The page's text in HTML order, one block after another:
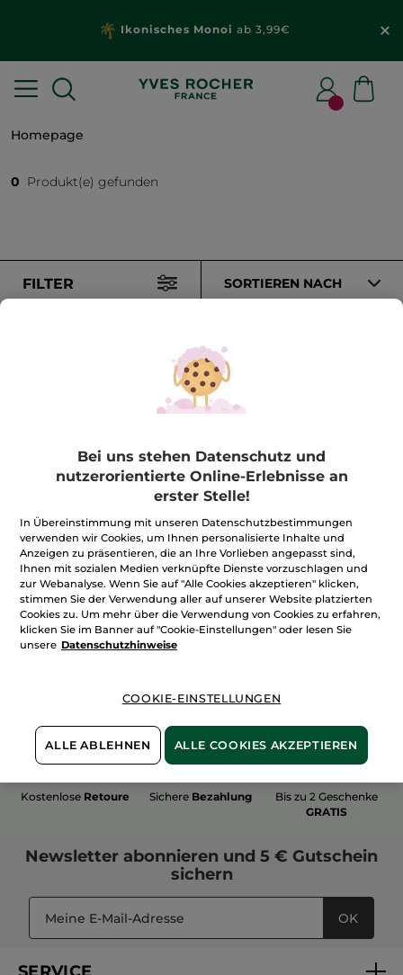
Ikonisches Monoi ab 3,99€
Homepage
0 Produkt(e) gefunden
FILTER SORTIEREN NACH
sindpflanzlich
unsere Felder
biologisch
Mehr entdecken
Kostenlose Retoure Sichere Bezahlung
Bis zu 2 Geschenke
GRATIS
Newsletter abonnieren und 5 € Gutschein
sichern
OK
Bei uns stehen Datenschutz und
nutzerorientierte Online-Erlebnisse an
erster Stelle!
In Übereinstimmung mit unseren Datenschutzbestimmungen
verwenden wir Cookies, um Ihnen personalisierte Inhalte und
Anzeigen zu präsentieren, die an Ihre Vorlieben angepasst sind,
Ihnen mit sozialen Medien verknüpfte Dienste vorzuschlagen und
zur Webanalyse. Wenn Sie auf "Alle Cookies akzeptieren" klicken,
stimmen Sie der Verwendung aller auf unserer Website platzierten
Cookies zu. Um mehr über die Verwendung von Cookies zu erfahren,
klicken Sie im Banner auf "Cookie-Einstellungen" oder lesen Sie
unsere Datenschutzhinweise
COOKIE-EINSTELLUNGEN
ALLE ABLEHNEN ALLE COOKIES AKZEPTIEREN